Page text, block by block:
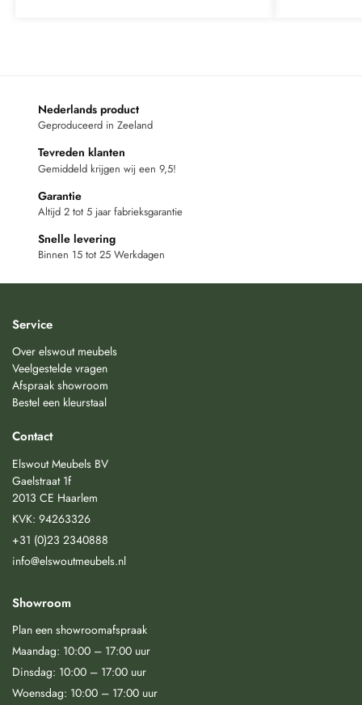
Nederlands product
Geproduceerd in Zeeland
Tevreden klanten
Gemiddeld krijgen wij een 9,5!
Garantie
Altijd 2 tot 5 jaar fabrieksgarantie
Snelle levering
Binnen 15 tot 25 Werkdagen
Service
Over elswout meubels
Veelgestelde vragen
Afspraak showroom
Bestel een kleurstaal
Contact
Elswout Meubels BV
Gaelstraat 1f
2013 CE Haarlem
KVK: 94263326
+31 (0)23 2340888
info@elswoutmeubels.nl
Showroom
Plan een showroomafspraak
Maandag: 10:00 – 17:00 uur
Dinsdag: 10:00 – 17:00 uur
Woensdag: 10:00 – 17:00 uur